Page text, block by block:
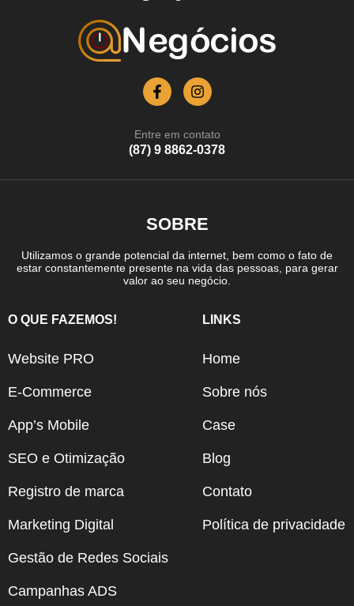
Entre em contato
(87) 9 8862-0378
SOBRE
Utilizamos o grande potencial da internet, bem como o fato de
estar constantemente presente na vida das pessoas, para gerar
valor ao seu negócio.
O QUE FAZEMOS!
Website PRO
E-Commerce
App’s Mobile
SEO e Otimização
Registro de marca
Marketing Digital
Gestão de Redes Sociais
Campanhas ADS
LINKS
Home
Sobre nós
Case
Blog
Contato
Política de privacidade